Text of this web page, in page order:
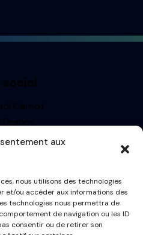
aux
nous utilisons des technologies
et/ou accéder aux informations des
technologies nous permettra de
de navigation ou les ID
consentir ou de retirer son
social
Carnot
Légales
cookies